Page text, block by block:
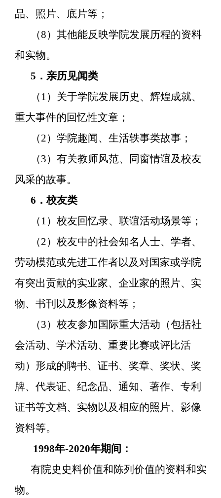
品、照片、底片等；
（8）其他能反映学院发展历程的资料
和实物。
5 ．亲历见闻类
（ 1 ）关于学院发展历史、辉煌成就、
重大事件的回忆性文章；
（2）学院趣闻、生活轶事类故事；
（3）有关教师风范、同窗情谊及校友
风采的故事。
6 ．校友类
（ 1 ）校友回忆录、联谊活动场景等；
（2）校友中的社会知名人士、学者、
劳动模范或先进工作者以及对国家或学院
有突出贡献的实业家、企业家的照片、实
物、书刊以及影像资料等；
（3）校友参加国际重大活动（包括社
会活动、学术活动、重要比赛或评比活
动）形成的聘书、证书、奖章、奖状、奖
牌、代表证、纪念品、通知、著作、专利
证书等文档、实物以及相应的照片、影像
资料等。
1998年-2020年期间：
有院史史料价值和陈列价值的资料和实
物。